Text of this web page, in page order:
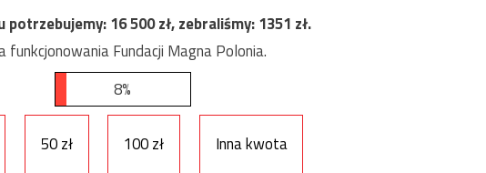
potrzebujemy:16 500zł, zebraliśmy:1351 zł.
Fundacji Magna Polonia.
8%
50 zł 100 zł
Inna kwota